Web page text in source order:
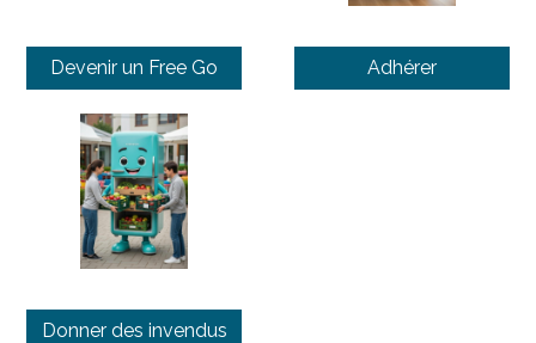
Devenir un Free Go Adhérer
Donner des invendus